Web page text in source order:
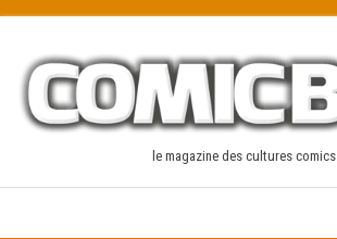
content
le magazine des cultures comics